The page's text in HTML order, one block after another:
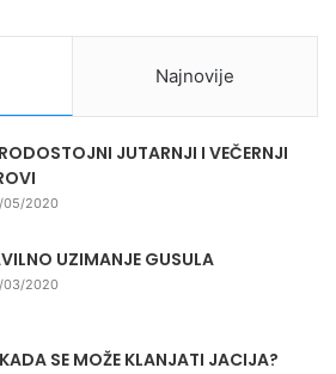
Najnovije
JUTARNJI I VEČERNJI
05/2020
UZIMANJE GUSULA
03/2020
SE MOŽE KLANJATI JACIJA?